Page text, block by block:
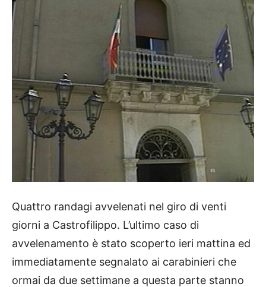
Quattro randagi avvelenati nel giro di venti
giorni a Castrofilippo. L’ultimo caso di
avvelenamento è stato scoperto ieri mattina ed
immediatamente segnalato ai carabinieri che
ormai da due settimane a questa parte stanno